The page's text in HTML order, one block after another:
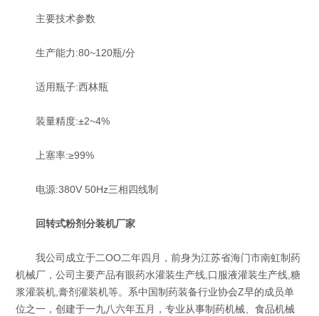
主要技术参数
生产能力:80~120瓶/分
适用瓶子:西林瓶
装量精度:±2~4%
上塞率:≥99%
电源:380V 50Hz三相四线制
回转式粉剂分装机厂家
我公司成立于二OO二年四月，前身为江苏省海门市南虹制药
机械厂，公司主要产品有眼药水灌装生产线,口服液灌装生产线,糖
浆灌装机,膏剂灌装机等。系中国制药装备行业协会Z早的成员单
位之一，创建于一九八六年五月，专业从事制药机械、食品机械